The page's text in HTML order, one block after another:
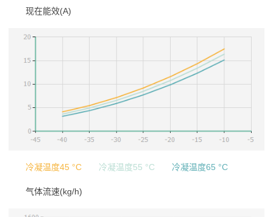
现在能效(A)
冷凝温度45 °C 冷凝温度55 °C 冷凝温度65 °C
气体流速(kg/h)